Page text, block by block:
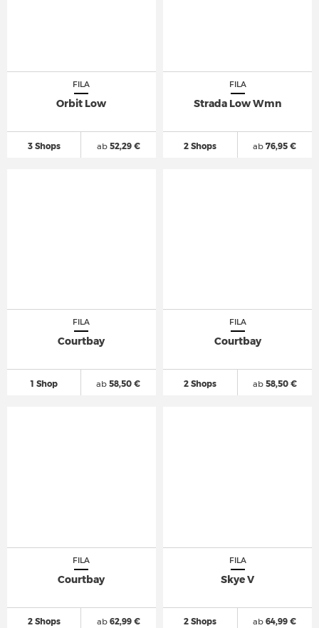
FILA
Orbit Low
3 Shops ab52,29 €
FILA
Strada Low Wmn
2 Shops ab 76,95 €
FILA
Courtbay
1 Shop ab 58,50 €
FILA
Courtbay
2 Shops ab58,50 €
FILA
Courtbay
2 Shops ab62,99 €
FILA
Skye V
2 Shops ab 64,99 €